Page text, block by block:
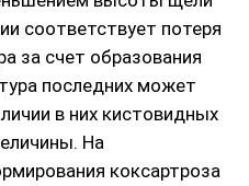
соответствует потеря
за счет образования
последних может
в них кистовидных
На
коксартроза